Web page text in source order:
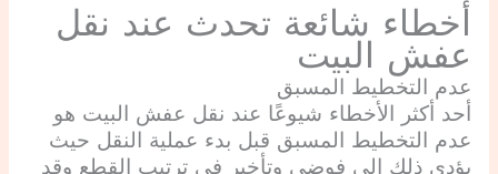
أخطاء شائعة تحدث عند نقل
عفش البيت
عدم التخطيط المسبق
أحد أكثر الأخطاء شيوعًا عند نقل عفش البيت هو
عدم التخطيط المسبق قبل بدء عملية النقل حيث
يؤدي ذلك إلى فوضى وتأخير في ترتيب القطع وقد